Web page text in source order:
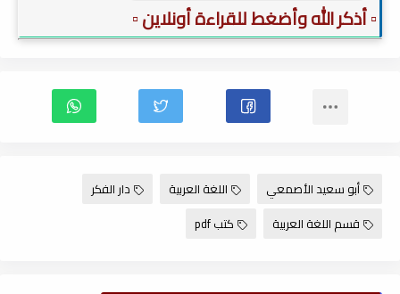
▫️ أذكر الله وأضغط للقراءة أونلاين ▫️
أبو سعيد الأصمعي اللغة العربية
دار الفكر
قسم اللغة العربية
كتب pdf